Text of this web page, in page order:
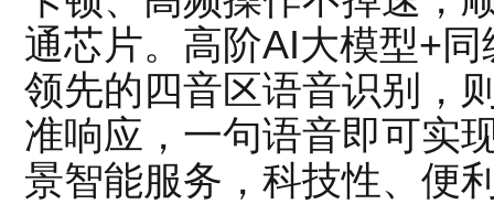
通芯片。高阶AI大模型+
领先的四音区语音识别，
准响应，一句语音即可实
景智能服务，科技性、便